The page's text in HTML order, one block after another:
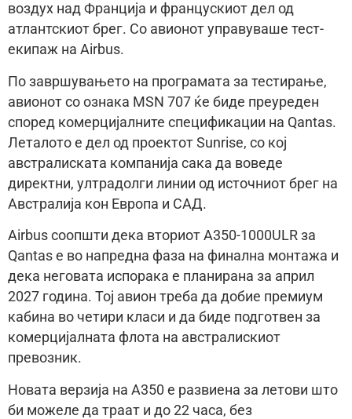
воздух над Франција и францускиот дел од
атлантскиот брег. Со авионот управуваше тест-
екипаж на Airbus.
По завршувањето на програмата за тестирање,
авионот со ознака MSN 707 ќе биде преуреден
според комерцијалните спецификации на Qantas.
Леталото е дел од проектот Sunrise, со кој
австралиската компанија сака да воведе
директни, ултрадолги линии од источниот брег на
Австралија кон Европа и САД.
Airbus соопшти дека вториот A350-1000ULR за
Qantas е во напредна фаза на финална монтажа и
дека неговата испорака е планирана за април
2027 година. Тој авион треба да добие премиум
кабина во четири класи и да биде подготвен за
комерцијалната флота на австралискиот
превозник.
Новата верзија на A350 е развиена за летови што
би можеле да траат и до 22 часа, без